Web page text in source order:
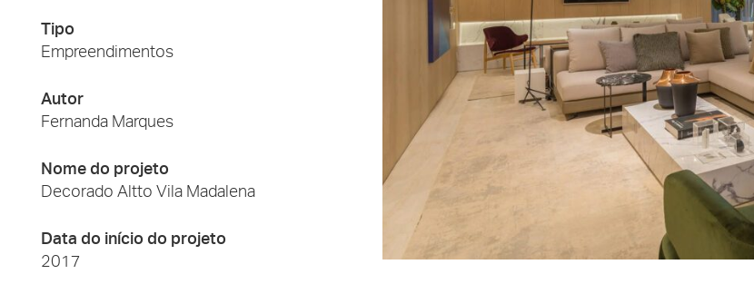
Tipo
Empreendimentos
Autor
Fernanda Marques
Nome do projeto
Decorado Altto Vila Madalena
Data do início do projeto
2017